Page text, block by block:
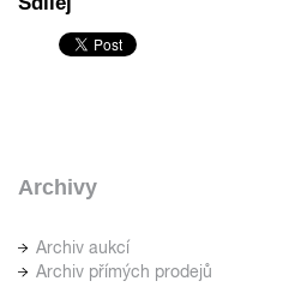
Archivy
Archiv aukcí
Archiv přímých prodejů